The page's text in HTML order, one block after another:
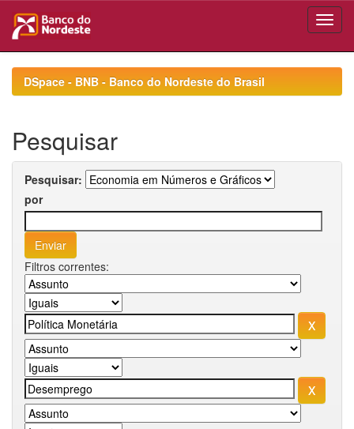
navigationDSpace - BNB - Banco do Nordeste do Brasil
Pesquisar
Pesquisar:
por
Filtros correntes: